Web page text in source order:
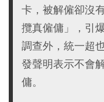
卡，被解僱卻沒
攬真僱傭」，引
調查外，統一超
發聲明表示不會
傭。